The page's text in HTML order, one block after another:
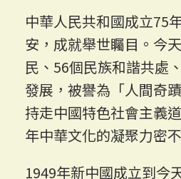
中華人民共和國成立75
安，成就舉世矚目。今
民、56個民族和諧共處
發展，被譽為「人間奇
持走中國特色社會主義
年中華文化的凝聚力密
1949年新中國成立到今